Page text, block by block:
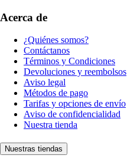
Acerca de
¿Quiénes somos?
Contáctanos
Términos y Condiciones
Devoluciones y reembolsos
Aviso legal
Métodos de pago
Tarifas y opciones de envío
Aviso de confidencialidad
Nuestra tienda
Nuestras tiendas